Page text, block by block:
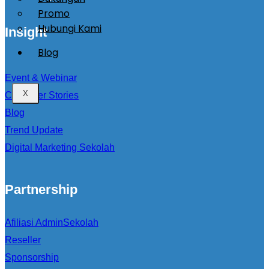
Promo
Hubungi Kami
Blog
X
Insight
Event & Webinar
Customer Stories
Blog
Trend Update
Digital Marketing Sekolah
Partnership
Afiliasi AdminSekolah
Reseller
Sponsorship